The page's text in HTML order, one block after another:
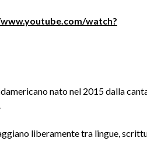
watch?
nato nel 2015 dalla
liberamente tra lingue,